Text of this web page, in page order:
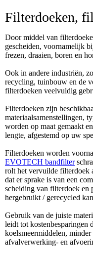
Filterdoeken,
Door middel van
gescheiden, voornamelijk
frezen, draaien, boren en
Ook in andere industriën,
recycling, tuinbouw en de
filterdoeken veelvuldig
Filterdoeken zijn
materiaalsamenstellingen,
worden op maat gemaakt
lengte, afgestemd op uw
Filterdoeken worden
EVOTECH bandfilter
rolt het vervuilde filterdoek
dat er sprake is van een
scheiding van filterdoek en
hergebruikt / gerecycled
Gebruik van de juiste
leidt tot kostenbesparingen
koelsmeermiddelen,
afvalverwerking- en